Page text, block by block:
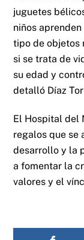
juguetes
niños
tipo de objetos
si se trata de
su edad y
detalló Díaz
El Hospital del
regalos que se
desarrollo y la
a fomentar la
valores y el